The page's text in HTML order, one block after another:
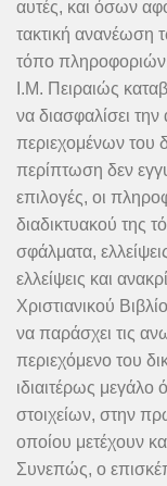
αυτές, και όσων
τακτική ανανέωση
τόπο πληροφοριών.
Ι.Μ. Πειραιώς
να διασφαλίσει
περιεχομένων του
περίπτωση δεν
επιλογές, οι
διαδικτυακού της
σφάλματα,
ελλείψεις και
Χριστιανικού
να παράσχει τις
περιεχόμενο του
ιδιαιτέρως μεγάλο
στοιχείων, στην
οποίου μετέχουν
Συνεπώς, ο